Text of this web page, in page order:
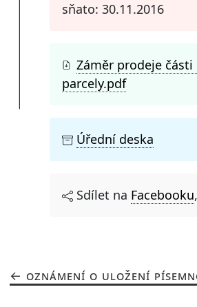
sňato: 30.11.2016
Záměr prodeje části
parcely.pdf
Úřední deska
Sdílet na Facebooku,
OZNÁMENÍ O ULOŽENÍ